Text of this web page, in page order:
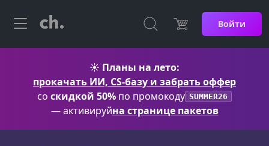
Войти
☀️ Планы на лето:
прокачать ИИ, CS-базу и забрать оффер
со скидкой 50% по промокоду SUMMER26
— активируйна странице пакетов